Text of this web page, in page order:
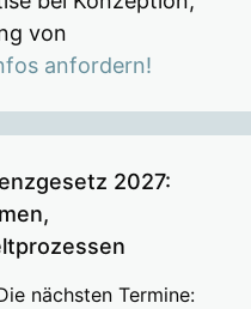
von
anfordern!
2027:
nächsten Termine: